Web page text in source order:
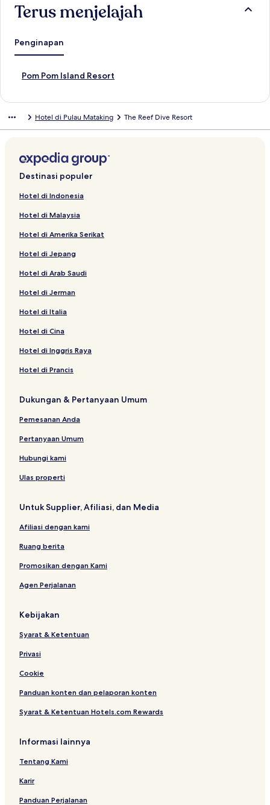
Terus menjelajah
Penginapan
Pom Pom Island Resort
T
n
a
n
a
u
t
u
k
P
m
o
I
s
l
a
R
s
o
r
t
Hotel di Pulau Mataking The Reef Dive Resort
Destinasi populer
Hotel di Indonesia
Hotel di Malaysia
Hotel di Amerika Serikat
Hotel di Jepang
Hotel di Arab Saudi
Hotel di Jerman
Hotel di Italia
Hotel di Cina
Hotel di Inggris Raya
Hotel di Prancis
Dukungan & Pertanyaan Umum
Pemesanan Anda
Pertanyaan Umum
Hubungi kami
Ulas properti
Untuk Supplier, Afiliasi, dan Media
Afiliasi dengan kami
Ruang berita
Promosikan dengan Kami
Agen Perjalanan
Kebijakan
Syarat & Ketentuan
Privasi
Cookie
Panduan konten dan pelaporan konten
Syarat & Ketentuan Hotels.com Rewards
Informasi lainnya
Tentang Kami
Karir
Panduan Perjalanan